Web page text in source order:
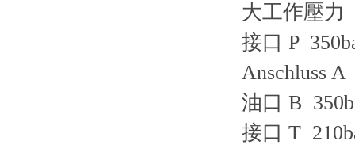
大工作壓力
接口 P
Anschluss A
油口 B
接口 T